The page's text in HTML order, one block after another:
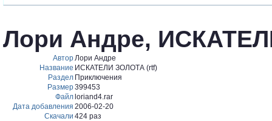
Лори Андре,
АвторЛори Андре
Название ИСКАТЕЛИ ЗОЛОТА (rtf)
Раздел Приключения
Размер399453
Файл loriand4.rar
Дата добавления 2006-02-20
Скачали 424 раз